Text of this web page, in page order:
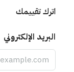
اترك تقييمك
البريد الإلكتروني